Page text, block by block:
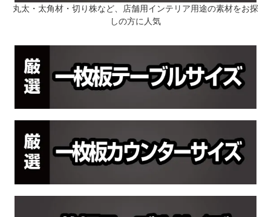
丸太・太角材・切り株など、店舗用インテリア用途の素材をお探
しの方に人気